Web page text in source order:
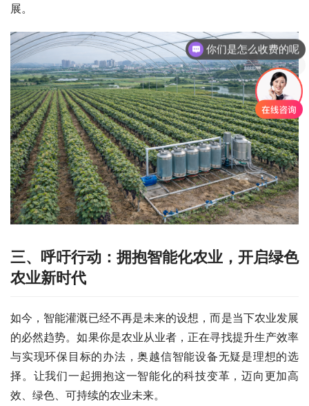
展。
三、 呼吁行动：拥抱智能化农业 ，开启绿色
农业新时代
如今，智能灌溉已经不再是未来的设想，而是当下农业发展
的必然趋势。如果你是农业从业者，正在寻找提升生产效率
与实现环保目标的办法，奥越信智能设备无疑是理想的选
择。让我们一起拥抱这一智能化的科技变革，迈向更加高
效、绿色、可持续的农业未来。
现在有优惠活动吗